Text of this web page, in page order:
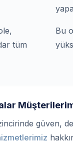
tüm
Bu
güven,